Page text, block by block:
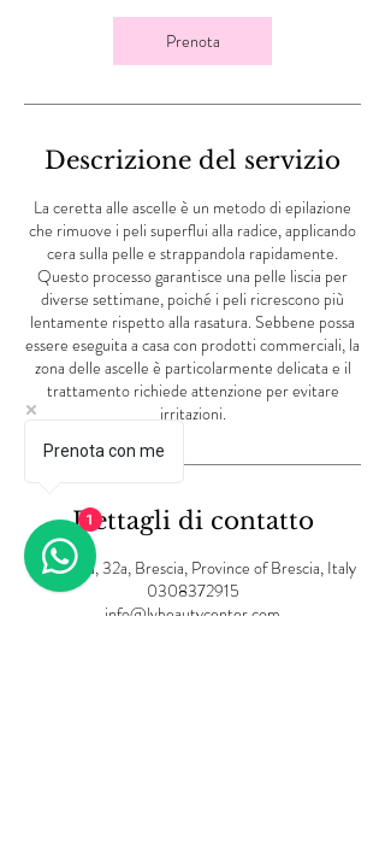
i
u
i
Prenota
Descrizione del servizio
La ceretta alle ascelle è un metodo di epilazione
che rimuove i peli superflui alla radice, applicando
cera sulla pelle e strappandola rapidamente.
Questo processo garantisce una pelle liscia per
diverse settimane, poiché i peli ricrescono più
lentamente rispetto alla rasatura. Sebbene possa
essere eseguita a casa con prodotti commerciali, la
zona delle ascelle è particolarmente delicata e il
trattamento richiede attenzione per evitare
irritazioni.
Dettagli di contatto
Via Creta, 32a, Brescia, Province of Brescia, Italy
0308372915
info@lvbeautycenter.com
Prenota con me
1